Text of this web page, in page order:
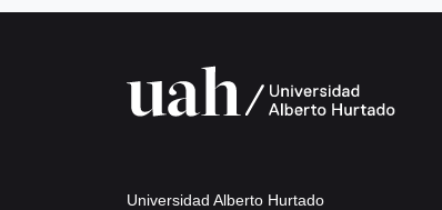
Universidad Alberto Hurtado